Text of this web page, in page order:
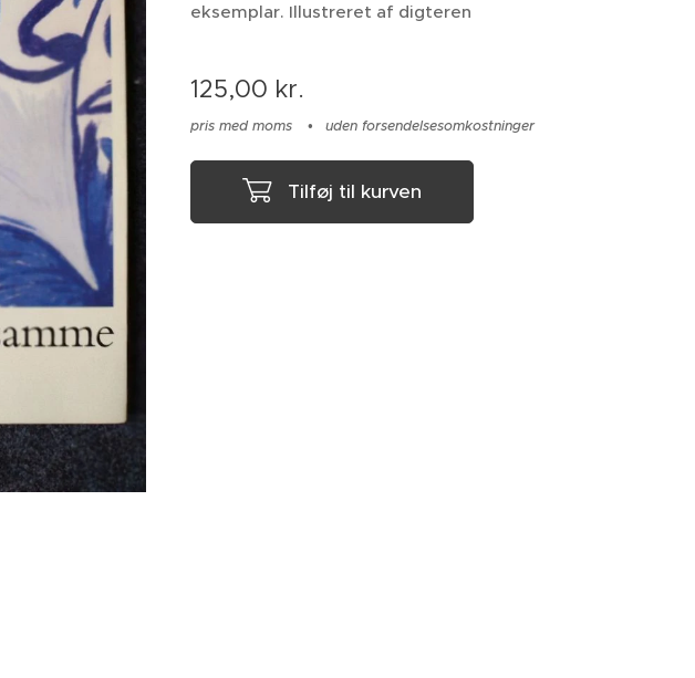
eksemplar. Illustreret af digteren
125,00 kr.
pris med moms uden forsendelsesomkostninger
Tilføj til kurven